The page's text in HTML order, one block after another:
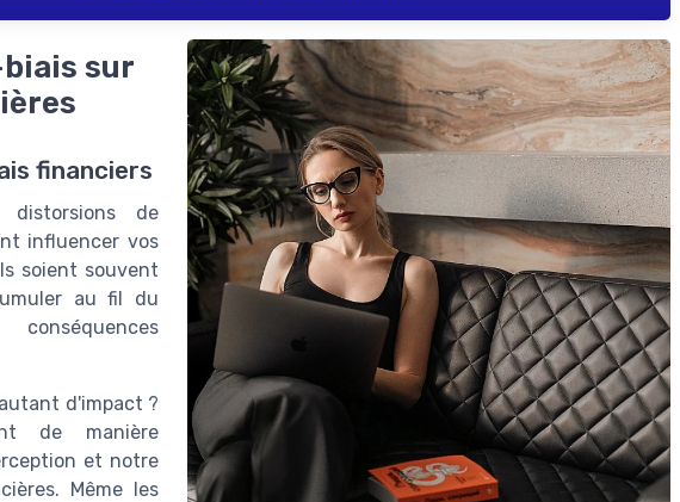
sur
financiers
distorsions de
influencer vos
soient souvent
au fil du
d'impact ?
de manière
et notre
Même les